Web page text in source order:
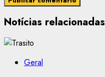
Notícias relacionadas
Geral